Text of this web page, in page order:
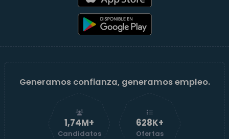
Generamos confianza, generamos empleo.
1,74M+
Candidatos
629K+
Ofertas